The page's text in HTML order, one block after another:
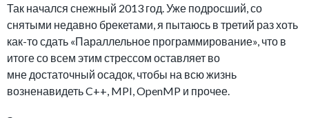
Так начался снежный 2013 год. Уже подросший, со
снятыми недавно брекетами, я пытаюсь в третий раз хоть
как-то сдать «Параллельное программирование», что в
итоге со всем этим стрессом оставляет во
мне достаточный осадок, чтобы на всю жизнь
возненавидеть C++, MPI, OpenMP и прочее.